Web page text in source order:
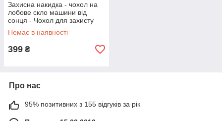
Захисна накидка - чохол на
лобове скло машини від
сонця - Чохол для захисту
лобового скла автомобіля від
сонця, снігу, льоду, інею
Немає в наявності
399 ₴
Про нас
95% позитивних з 155 відгуків за рік